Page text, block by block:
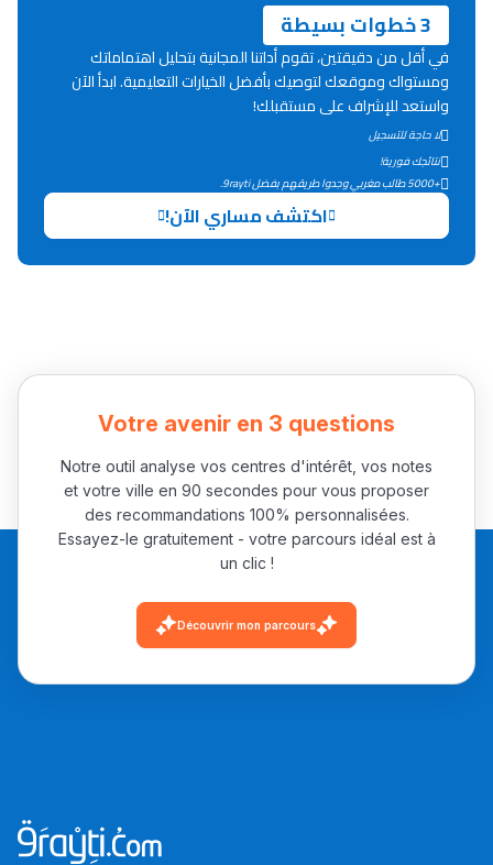
دليل التوجيه
التوجيه بالثانوي و الإعدادي
يلقاو التوازن من الدّاخل
ومن الخارج، بشرى
أمسكين بنات مسارها
خطوة بخطوة - مترجم
القراية و الخدمة فمجال
تقويم البصر مع المختصّة
مسار عبد العزيز فتيشي،
المبدع فمجال الديكور و
3 خطوات بسيطة
في أقل من دقيقتين، تقوم أداتنا المجانية بتحليل اهتماماتك
ومستواك وموقعك لتوصيك بأفضل الخيارات التعليمية. ابدأ الآن
واستعد للإشراف على مستقبلك!
لا حاجة للتسجيل
نتائجك فورية!
+5000 طالب مغربي وجدوا طريقهم بفضل 9rayti.
اكتشف مساري الآن!
Votre avenir en 3 questions
Notre outil analyse vos centres d'intérêt, vos notes
et votre ville en 90 secondes pour vous proposer
des recommandations 100% personnalisées.
Essayez-le gratuitement - votre parcours idéal est à
un clic !
Découvrir mon parcours